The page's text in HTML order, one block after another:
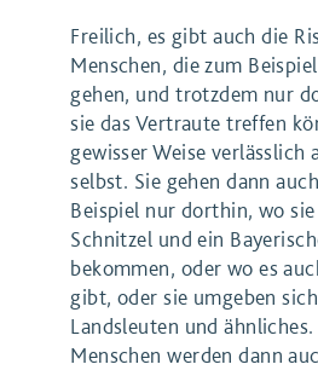
Freilich, es gibt auch die
Menschen, die zum
gehen, und trotzdem nur
sie das Vertraute treffen
gewisser Weise verlässlich
selbst. Sie gehen dann
Beispiel nur dorthin, wo
Schnitzel und ein
bekommen, oder wo es
gibt, oder sie umgeben
Landsleuten und ähnliches.
Menschen werden dann